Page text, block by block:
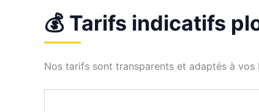
💰 Tarifs indicatifs
Nos tarifs sont transparents et adaptés à vos